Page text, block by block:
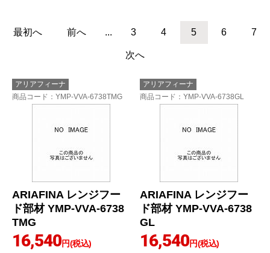
最初へ 前へ ... 3 4 5 6 7
次へ
アリアフィーナ
商品コード ：YMP-VVA-6738TMG
ARIAFINA レンジフー
ド部材 YMP-VVA-6738
TMG
16,540円(税込)
アリアフィーナ
商品コード ：YMP-VVA-6738GL
ARIAFINA レンジフー
ド部材 YMP-VVA-6738
GL
16,540円(税込)